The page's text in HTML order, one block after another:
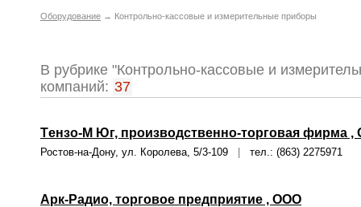
Оборудование → Контрольно-кассовые и измерительные приборы
В рубрике "Контрольно-кассовые и
компаний: 37
Tензо-M Юг, производственно-торговая фирма
Ростов-на-Дону, ул. Королева, 5/3-109 тел.: (863) 2275971
Арк-Радио, торговое предприятие , ООО